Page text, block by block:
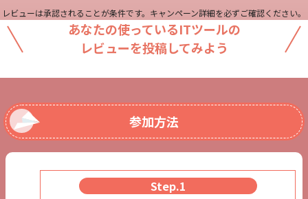
レビューは承認されることが条件です。キャンペーン詳細を必ずご確認ください。
あなたの使っているITツールの
レビューを投稿してみよう
参加方法
Step.1